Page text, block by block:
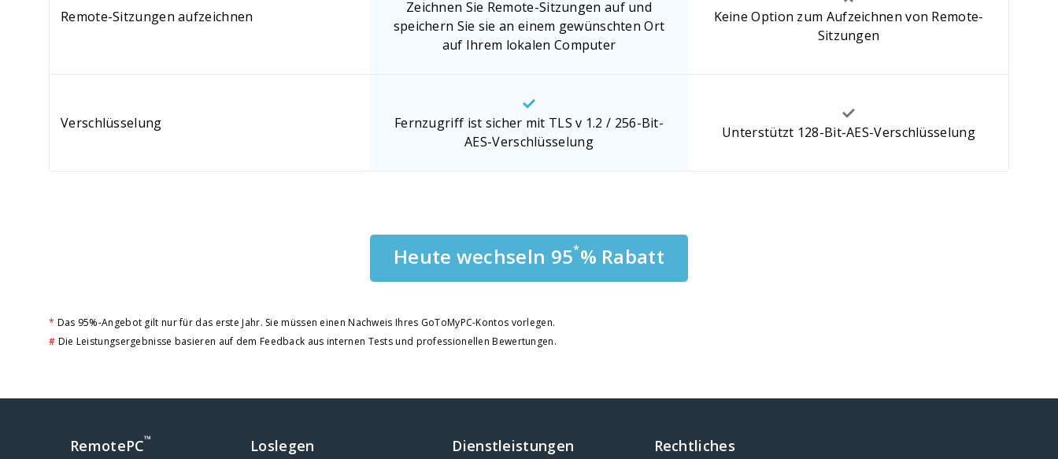
Remote-Sitzungen aufzeichnen
Zeichnen Sie Remote-Sitzungen auf und
speichern Sie sie an einem gewünschten Ort
auf Ihrem lokalen Computer
Keine Option zum Aufzeichnen von Remote-
Sitzungen
Verschlüsselung
Fernzugriff ist sicher mit TLS v 1.2 / 256-Bit-
AES-Verschlüsselung
Unterstützt 128-Bit-AES-Verschlüsselung
Heute wechseln 95*% Rabatt
* Das 95%-Angebot gilt nur für das erste Jahr. Sie müssen einen Nachweis Ihres GoToMyPC-Kontos vorlegen.
# Die Leistungsergebnisse basieren auf dem Feedback aus internen Tests und professionellen Bewertungen.
RemotePC™ Loslegen Dienstleistungen Rechtliches